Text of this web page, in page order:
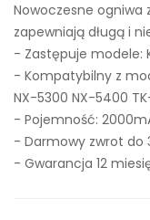
Nowoczesne
zapewniają długą i
- Zastępuje modele:
- Kompatybilny z
NX-5300 NX-5400
- Pojemność:
- Darmowy zwrot do
- Gwarancja 12